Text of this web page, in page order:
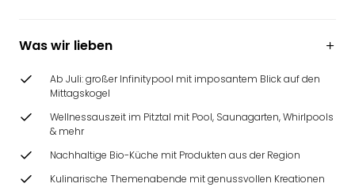
Was wir lieben
Ab Juli: großer Infinitypool mit imposantem Blick auf den
Mittagskogel
Wellnessauszeit im Pitztal mit Pool, Saunagarten, Whirlpools
& mehr
Nachhaltige Bio-Küche mit Produkten aus der Region
Kulinarische Themenabende mit genussvollen Kreationen